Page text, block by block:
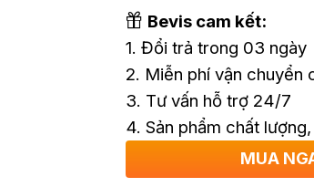
Bevis cam kết:
1. Đổi trả trong 03 ngày
2. Miễn phí vận
3. Tư vấn hỗ trợ 24/7
4. Sản phẩm chất
MUA